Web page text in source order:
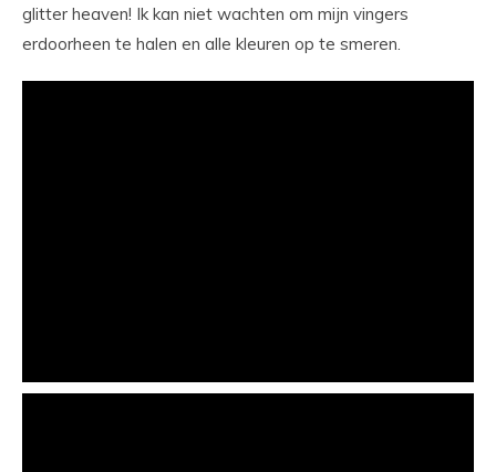
glitter heaven! Ik kan niet wachten om mijn vingers
erdoorheen te halen en alle kleuren op te smeren.